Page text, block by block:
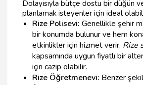
Dolayısıyla bütçe dostu bir düğün
planlamak isteyenler için ideal
Rize Polisevi: Genellikle şehir
bir konumda bulunur ve hem
etkinlikler için hizmet verir. Rize
kapsamında uygun fiyatlı bir
için cazip olabilir.
Rize Öğretmenevi: Benzer